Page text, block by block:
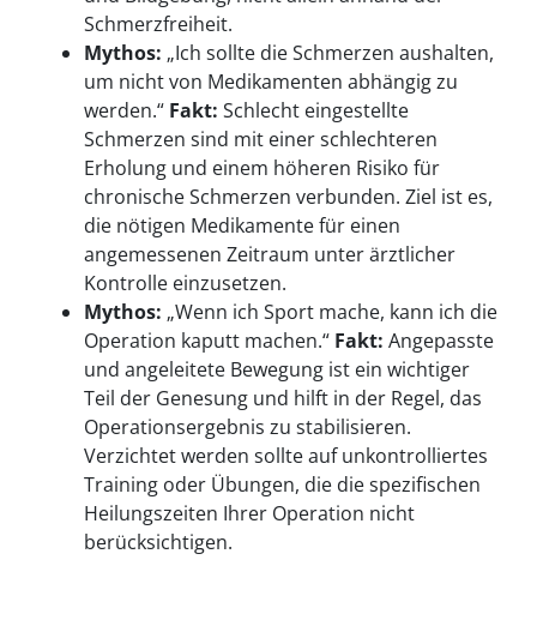
Schmerzfreiheit.
Mythos: „Ich sollte die Schmerzen aushalten,
um nicht von Medikamenten abhängig zu
werden.“ Fakt: Schlecht eingestellte
Schmerzen sind mit einer schlechteren
Erholung und einem höheren Risiko für
chronische Schmerzen verbunden. Ziel ist es,
die nötigen Medikamente für einen
angemessenen Zeitraum unter ärztlicher
Kontrolle einzusetzen.
Mythos: „Wenn ich Sport mache, kann ich die
Operation kaputt machen.“ Fakt: Angepasste
und angeleitete Bewegung ist ein wichtiger
Teil der Genesung und hilft in der Regel, das
Operationsergebnis zu stabilisieren.
Verzichtet werden sollte auf unkontrolliertes
Training oder Übungen, die die spezifischen
Heilungszeiten Ihrer Operation nicht
berücksichtigen.